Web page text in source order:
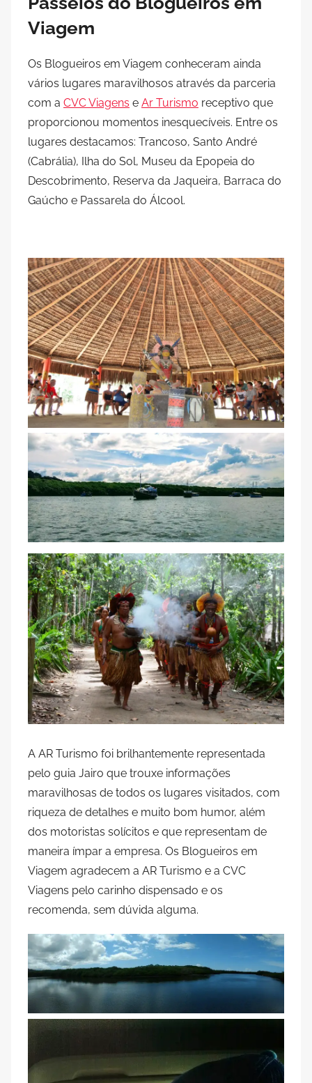
Viagem
Os Blogueiros em Viagem conheceram ainda
vários lugares maravilhosos através da parceria
com a CVC Viagens e Ar Turismo receptivo que
proporcionou momentos inesquecíveis. Entre os
lugares destacamos: Trancoso, Santo André
(Cabrália), Ilha do Sol, Museu da Epopeia do
Descobrimento, Reserva da Jaqueira, Barraca do
Gaúcho e Passarela do Álcool.
A AR Turismo foi brilhantemente representada
pelo guia Jairo que trouxe informações
maravilhosas de todos os lugares visitados, com
riqueza de detalhes e muito bom humor, além
dos motoristas solícitos e que representam de
maneira ímpar a empresa. Os Blogueiros em
Viagem agradecem a AR Turismo e a CVC
Viagens pelo carinho dispensado e os
recomenda, sem dúvida alguma.